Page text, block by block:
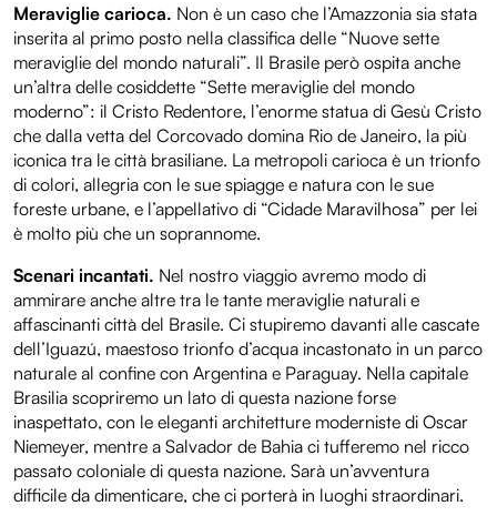
Meraviglie carioca. Non è un caso che l’Amazzonia sia stata
inserita al primo posto nella classifica delle “Nuove sette
meraviglie del mondo naturali”. Il Brasile però ospita anche
un’altra delle cosiddette “Sette meraviglie del mondo
moderno”: il Cristo Redentore, l’enorme statua di Gesù Cristo
che dalla vetta del Corcovado domina Rio de Janeiro, la più
iconica tra le città brasiliane. La metropoli carioca è un trionfo
di colori, allegria con le sue spiagge e natura con le sue
foreste urbane, e l’appellativo di “Cidade Maravilhosa” per lei
è molto più che un soprannome.
Scenari incantati. Nel nostro viaggio avremo modo di
ammirare anche altre tra le tante meraviglie naturali e
affascinanti città del Brasile. Ci stupiremo davanti alle cascate
dell’Iguazú, maestoso trionfo d’acqua incastonato in un parco
naturale al confine con Argentina e Paraguay. Nella capitale
Brasilia scopriremo un lato di questa nazione forse
inaspettato, con le eleganti architetture moderniste di Oscar
Niemeyer, mentre a Salvador de Bahia ci tufferemo nel ricco
passato coloniale di questa nazione. Sarà un’avventura
difficile da dimenticare, che ci porterà in luoghi straordinari.